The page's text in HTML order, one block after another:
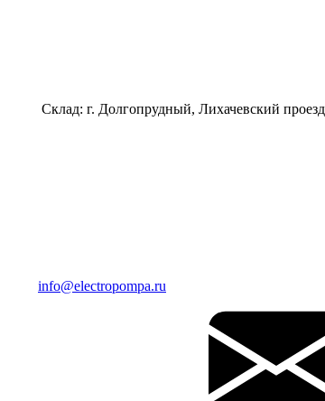
Склад: г. Долгопрудный, Лихачевский
info@electropompa.ru